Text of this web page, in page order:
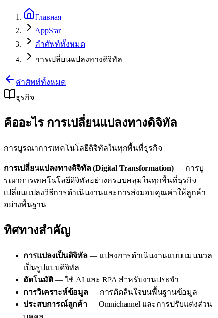
Главная
AppStar
คำศัพท์ทั้งหมด
การเปลี่ยนแปลงทางดิจิทัล
คำศัพท์ทั้งหมด
ธุรกิจ
คืออะไร การเปลี่ยนแปลงทางดิจิทัล
การบูรณาการเทคโนโลยีดิจิทัลในทุกพื้นที่ธุรกิจ
การเปลี่ยนแปลงทางดิจิทัล (Digital Transformation) — การบู
รณาการเทคโนโลยีดิจิทัลอย่างครอบคลุมในทุกพื้นที่ธุรกิจ
เปลี่ยนแปลงวิธีการดำเนินงานและการส่งมอบคุณค่าให้ลูกค้า
อย่างพื้นฐาน
ทิศทางสำคัญ
การแปลงเป็นดิจิทัล — แปลงการดำเนินงานแบบแมนนวล
เป็นรูปแบบดิจิทัล
อัตโนมัติ — ใช้ AI และ RPA สำหรับงานประจำ
การวิเคราะห์ข้อมูล — การตัดสินใจบนพื้นฐานข้อมูล
ประสบการณ์ลูกค้า — Omnichannel และการปรับแต่งส่วน
บุคคล